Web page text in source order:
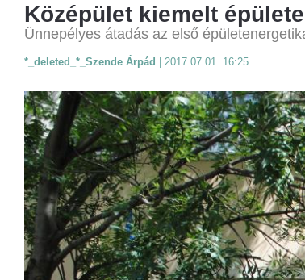
Középület kiemelt
Ünnepélyes átadás az első
*_deleted_*_Szende Árpád 2017.07.01. 16:25